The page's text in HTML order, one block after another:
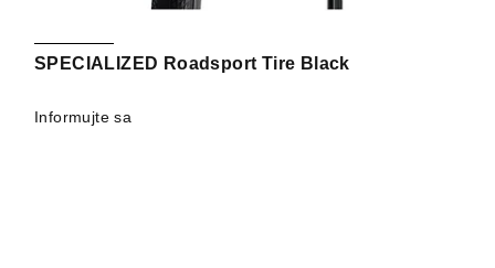
SPECIALIZED Roadsport Tire Black
Informujte sa